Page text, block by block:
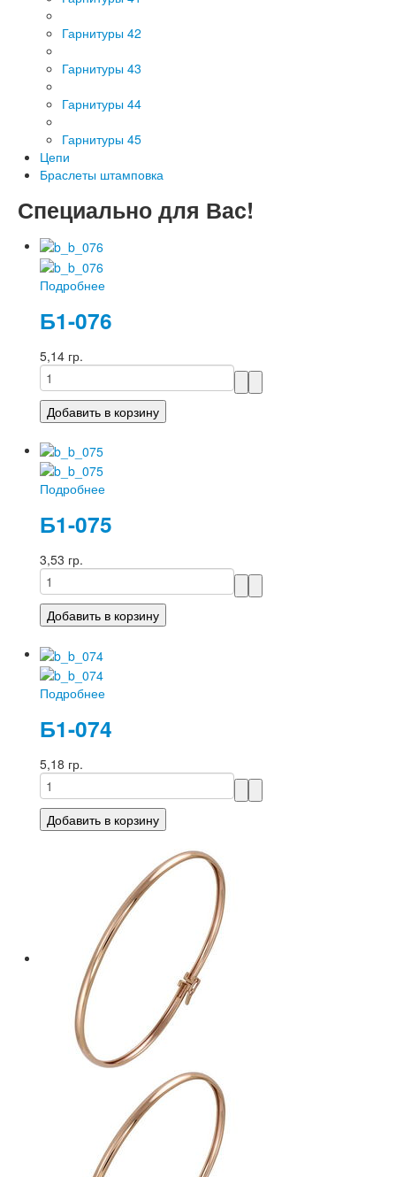
Гарнитуры 42
Гарнитуры 43
Гарнитуры 44
Гарнитуры 45
Цепи
Браслеты штамповка
Специально для Вас!
Подробнее
Б1-076
5,14 гр.
Подробнее
Б1-075
3,53 гр.
Подробнее
Б1-074
5,18 гр.